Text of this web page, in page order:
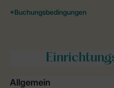
Allgemein